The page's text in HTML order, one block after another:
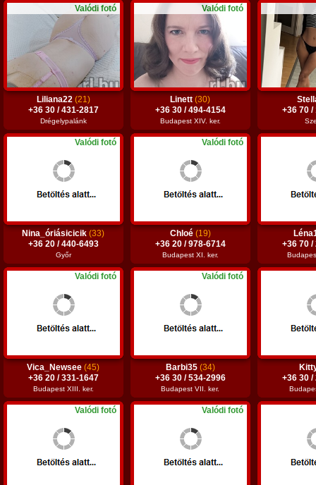
Valódi fotó
Liliana22 (21)
+36 30 / 431-2817
Drégelypalánk
Valódi fotó
Linett(30)
+36 30 / 494-4154
Budapest XIV. ker.
+36 70 /
Valódi fotó
Nina_óriásicicik(33)
+36 20 / 440-6493
Győr
Valódi fotó
Chloé (19)
+36 20 / 978-6714
Budapest XI. ker.
+36 70 /
Valódi fotó
Vica_Newsee(45)
+36 20 / 331-1647
Budapest XIII. ker.
Valódi fotó
Barbi35 (34)
+36 30 / 534-2996
Budapest VII. ker.
+36 30 /
Valódi fotó Valódi fotó